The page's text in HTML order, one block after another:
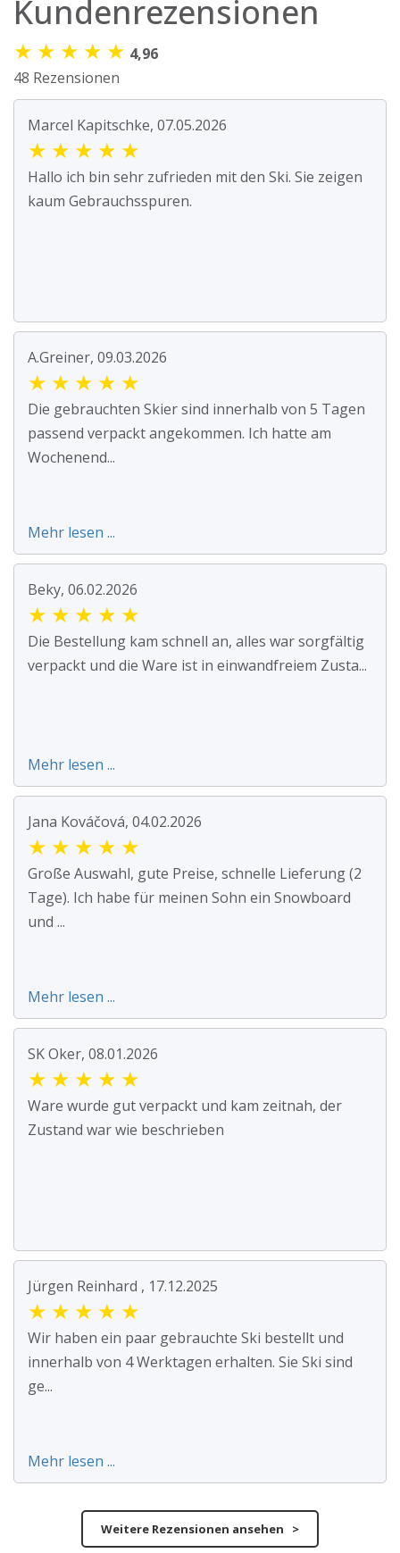
Kundenrezensionen
★ ★ ★ ★ ★ 4,96
48 Rezensionen
Marcel Kapitschke, 07.05.2026
★ ★ ★ ★ ★
Hallo ich bin sehr zufrieden mit den Ski. Sie zeigen
kaum Gebrauchsspuren.
A.Greiner, 09.03.2026
★ ★ ★ ★ ★
Die gebrauchten Skier sind innerhalb von 5 Tagen
passend verpackt angekommen. Ich hatte am
Wochenend...
Mehr lesen ...
Beky, 06.02.2026
★ ★ ★ ★ ★
Die Bestellung kam schnell an, alles war sorgfältig
verpackt und die Ware ist in einwandfreiem Zusta...
Mehr lesen ...
Jana Kováčová, 04.02.2026
★ ★ ★ ★ ★
Große Auswahl, gute Preise, schnelle Lieferung (2
Tage). Ich habe für meinen Sohn ein Snowboard
und ...
Mehr lesen ...
SK Oker, 08.01.2026
★ ★ ★ ★ ★
Ware wurde gut verpackt und kam zeitnah, der
Zustand war wie beschrieben
Jürgen Reinhard , 17.12.2025
★ ★ ★ ★ ★
Wir haben ein paar gebrauchte Ski bestellt und
innerhalb von 4 Werktagen erhalten. Sie Ski sind
ge...
Mehr lesen ...
Weitere Rezensionen ansehen >